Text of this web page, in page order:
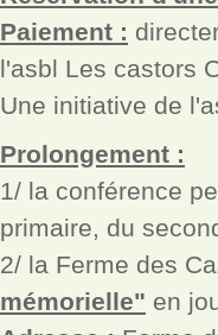
Paiement :
l'asbl Les castors
Une initiative de
Prolongement :
1/ la conférence
primaire, du
2/ la Ferme des
mémorielle" en